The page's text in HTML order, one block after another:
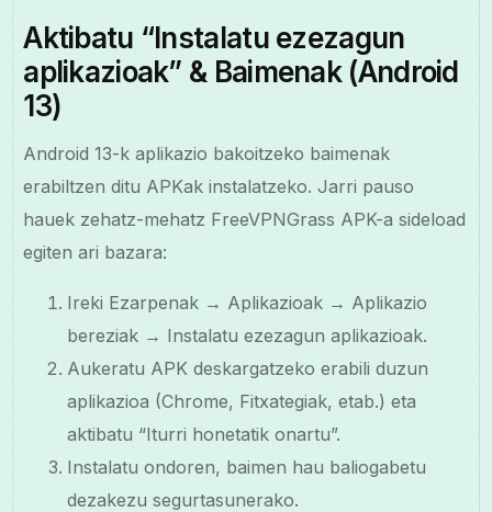
Aktibatu “Instalatu ezezagun
aplikazioak” & Baimenak (Android
13)
Android 13-k aplikazio bakoitzeko baimenak
erabiltzen ditu APKak instalatzeko. Jarri pauso
hauek zehatz-mehatz FreeVPNGrass APK-a sideload
egiten ari bazara:
Ireki Ezarpenak → Aplikazioak → Aplikazio
bereziak → Instalatu ezezagun aplikazioak.
Aukeratu APK deskargatzeko erabili duzun
aplikazioa (Chrome, Fitxategiak, etab.) eta
aktibatu “Iturri honetatik onartu”.
Instalatu ondoren, baimen hau baliogabetu
dezakezu segurtasunerako.